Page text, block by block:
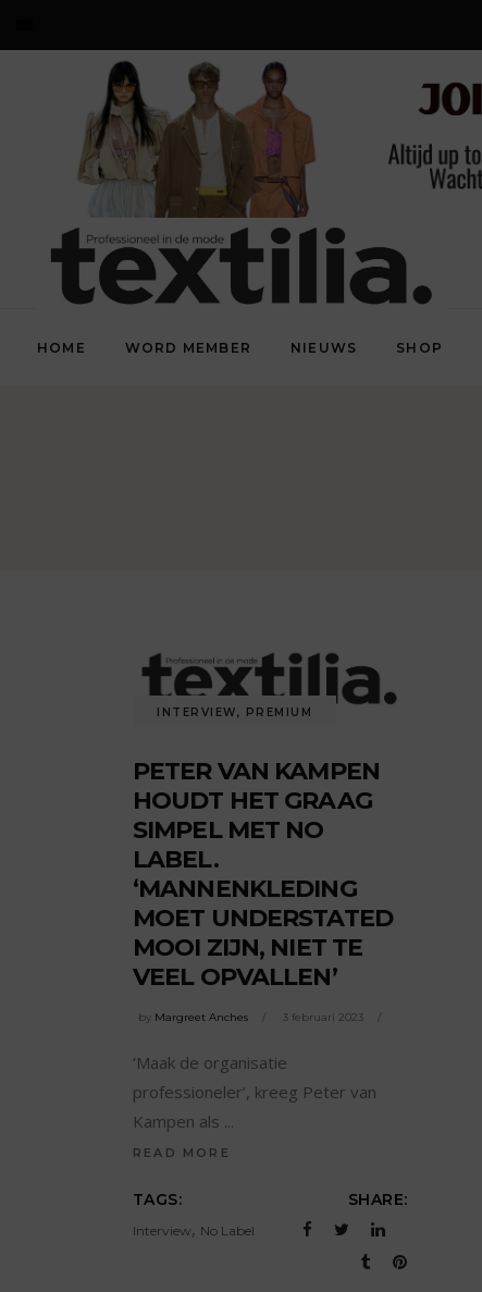
HOME WORD MEMBER NIEUWS SHOP
INTERVIEW, PREMIUM
PETER VAN KAMPEN
HOUDT HET GRAAG
SIMPEL MET NO
LABEL.
‘MANNENKLEDING
MOET UNDERSTATED
MOOI ZIJN, NIET TE
VEEL OPVALLEN’
by Margreet Anches 3 februari 2023
‘Maak de organisatie
professioneler’, kreeg Peter van
Kampen als
READ MORE
TAGS:
Interview, No Label
SHARE: